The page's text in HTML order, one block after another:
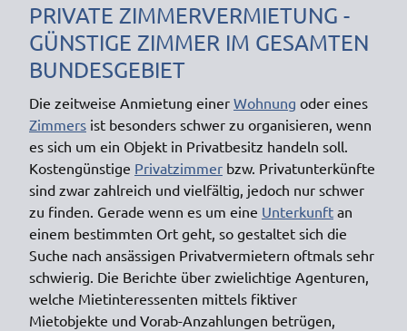
PRIVATE ZIMMERVERMIETUNG -
GÜNSTIGE ZIMMER IM GESAMTEN
BUNDESGEBIET
Die zeitweise Anmietung einer Wohnung oder eines
Zimmers ist besonders schwer zu organisieren, wenn
es sich um ein Objekt in Privatbesitz handeln soll.
Kostengünstige Privatzimmer bzw. Privatunterkünfte
sind zwar zahlreich und vielfältig, jedoch nur schwer
zu finden. Gerade wenn es um eine Unterkunft an
einem bestimmten Ort geht, so gestaltet sich die
Suche nach ansässigen Privatvermietern oftmals sehr
schwierig. Die Berichte über zwielichtige Agenturen,
welche Mietinteressenten mittels fiktiver
Mietobjekte und Vorab-Anzahlungen betrügen,